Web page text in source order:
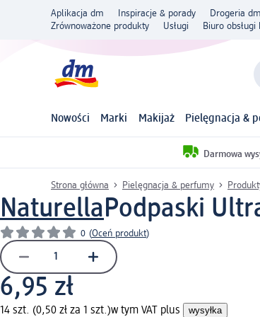
Aplikacja dm Inspiracje & porady
Drogeria dm
Zrównoważone produkty
Usługi Biuro obsługi
Nowości Marki Makijaż Pielęgnacja &
Darmowa
Strona główna Pielęgnacja & perfumy
NaturellaPodpaski
0 (Oceń produkt)
6,95 zł
14 szt. (0,50 zł za 1 szt.)w tym VAT plus wysyłka